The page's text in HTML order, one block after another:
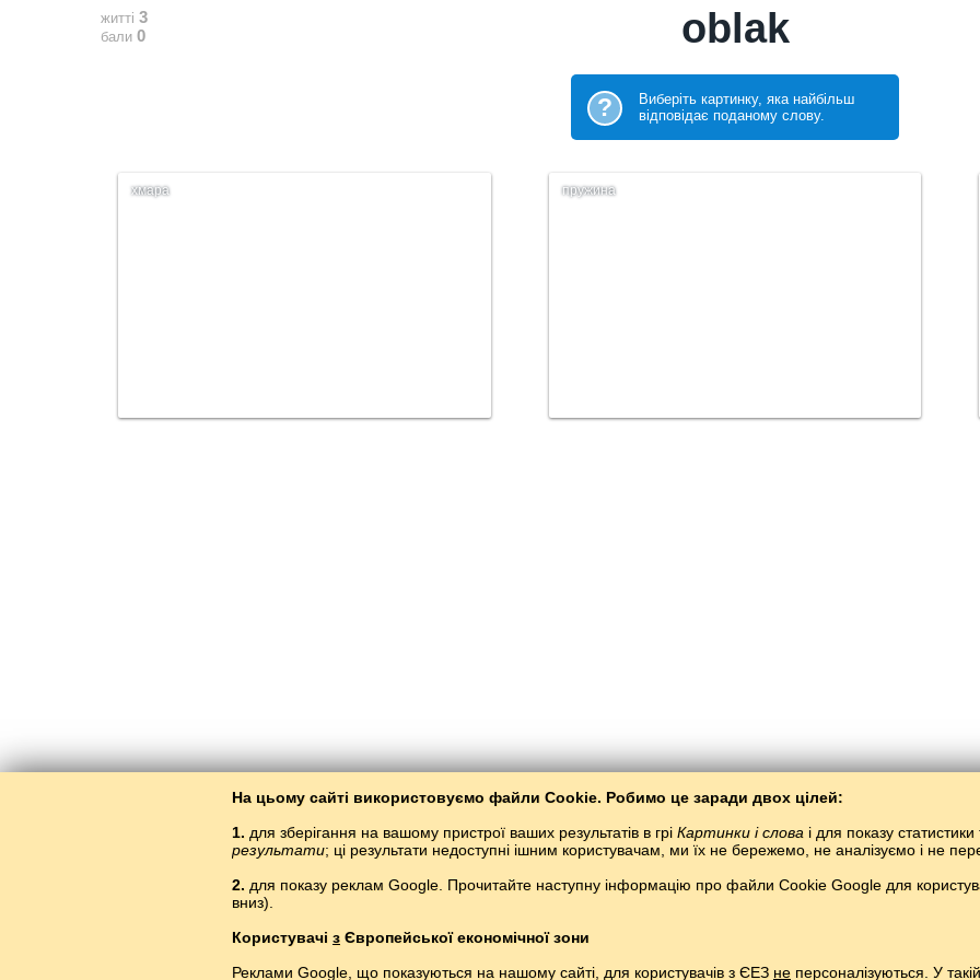
На цьому сайті використовуємо файли Cookie. Робимо це заради двох цілей:
1. для зберігання на вашому пристрої ваших результатів в грі Картинки і слова і для показу статистики
результати; ці результати недоступні ішним користувачам, ми їх не бережемо, не аналізуємо і не
2. для показу реклам Google. Прочитайте наступну інформацію про файли Cookie Google для
вниз).
Користувачі з Європейської економічної зони
Реклами Google, що показуються на нашому сайті, для користувачів з ЄЕЗ не персоналізуються. У
житті 3
бали 0 oblak
?
Виберіть картинку, яка найбільш
відповідає поданому слову.
хмара пружина
БалтоСлав/ Картинки і слова / словенська мова в картинках